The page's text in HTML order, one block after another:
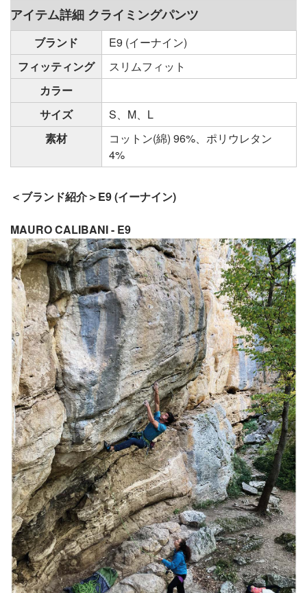
アイテム詳細 クライミングパンツ
ブランド
E9 (イーナイン)
フィッティング
スリムフィット
カラー
サイズ
S、M、L
素材
コットン(綿) 96%、ポリウレタン
4%
＜ブランド紹介＞E9 (イーナイン)
MAURO CALIBANI - E9